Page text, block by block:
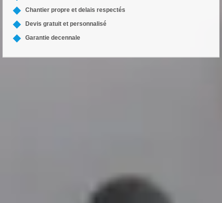
Chantier propre et delais respectés
Devis gratuit et personnalisé
Garantie decennale